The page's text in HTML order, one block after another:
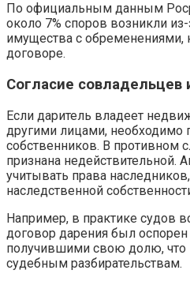
По официальным данным
около 7% споров возникли
имущества с
договоре.
Согласие совладельцев
Если даритель владеет
другими лицами, необходимо
собственников. В противном
признана недействительной.
учитывать права
наследственной
Например, в практике судов
договор дарения был
получившими свою долю, что
судебным разбирательствам.